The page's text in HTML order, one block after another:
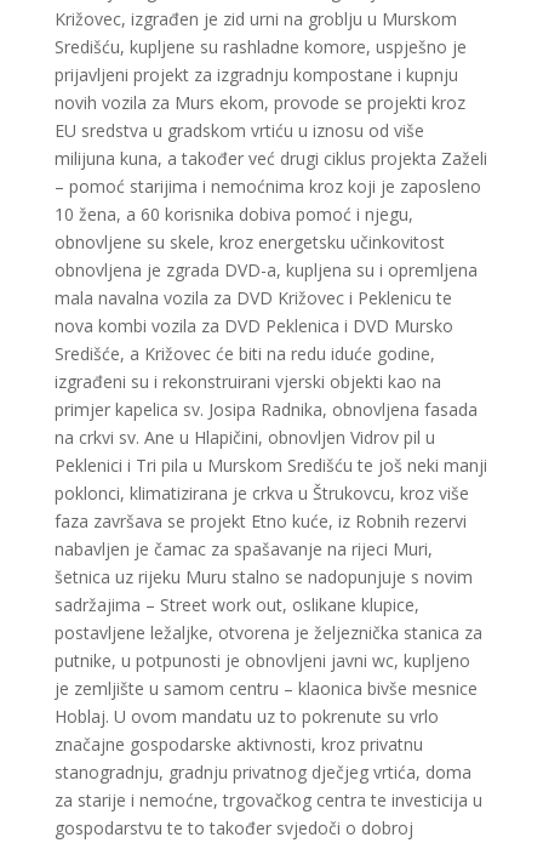
Križovec, izgrađen je zid urni na groblju u Murskom
Središću, kupljene su rashladne komore, uspješno je
prijavljeni projekt za izgradnju kompostane i kupnju
novih vozila za Murs ekom, provode se projekti kroz
EU sredstva u gradskom vrtiću u iznosu od više
milijuna kuna, a također već drugi ciklus projekta Zaželi
– pomoć starijima i nemoćnima kroz koji je zaposleno
10 žena, a 60 korisnika dobiva pomoć i njegu,
obnovljene su skele, kroz energetsku učinkovitost
obnovljena je zgrada DVD-a, kupljena su i opremljena
mala navalna vozila za DVD Križovec i Peklenicu te
nova kombi vozila za DVD Peklenica i DVD Mursko
Središće, a Križovec će biti na redu iduće godine,
izgrađeni su i rekonstruirani vjerski objekti kao na
primjer kapelica sv. Josipa Radnika, obnovljena fasada
na crkvi sv. Ane u Hlapičini, obnovljen Vidrov pil u
Peklenici i Tri pila u Murskom Središću te još neki manji
poklonci, klimatizirana je crkva u Štrukovcu, kroz više
faza završava se projekt Etno kuće, iz Robnih rezervi
nabavljen je čamac za spašavanje na rijeci Muri,
šetnica uz rijeku Muru stalno se nadopunjuje s novim
sadržajima – Street work out, oslikane klupice,
postavljene ležaljke, otvorena je željeznička stanica za
putnike, u potpunosti je obnovljeni javni wc, kupljeno
je zemljište u samom centru – klaonica bivše mesnice
Hoblaj. U ovom mandatu uz to pokrenute su vrlo
značajne gospodarske aktivnosti, kroz privatnu
stanogradnju, gradnju privatnog dječjeg vrtića, doma
za starije i nemoćne, trgovačkog centra te investicija u
gospodarstvu te to također svjedoči o dobroj